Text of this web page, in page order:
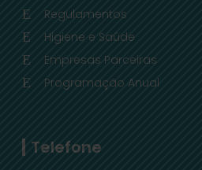
Regulamentos
Higiene e Saúde
Empresas Parceiras
Programação Anual
Telefone